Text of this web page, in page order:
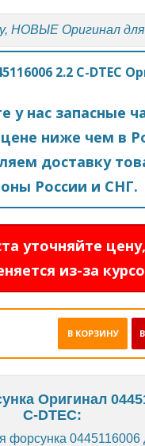
НОВЫЕ Оригинал для
2.2 C-DTEC
у нас запасные
ниже чем в
доставку
России и СНГ.
уточняйте
из-за
В КОРЗИНУ
Оригинал
C-DTEC:
форсунка 0445116006